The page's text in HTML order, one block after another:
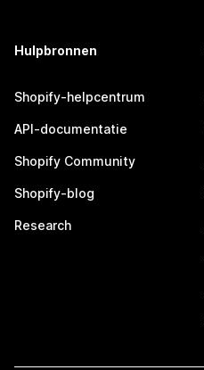
Hulpbronnen
Shopify-helpcentrum
API-documentatie
Shopify Community
Shopify-blog
Research